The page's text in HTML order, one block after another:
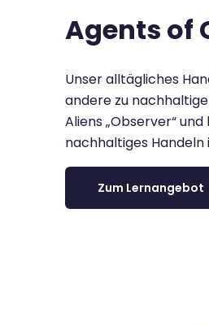
Agents of
Unser alltägliches
andere zu
Aliens „Observer“
nachhaltiges Handeln
Zum Lernangebot